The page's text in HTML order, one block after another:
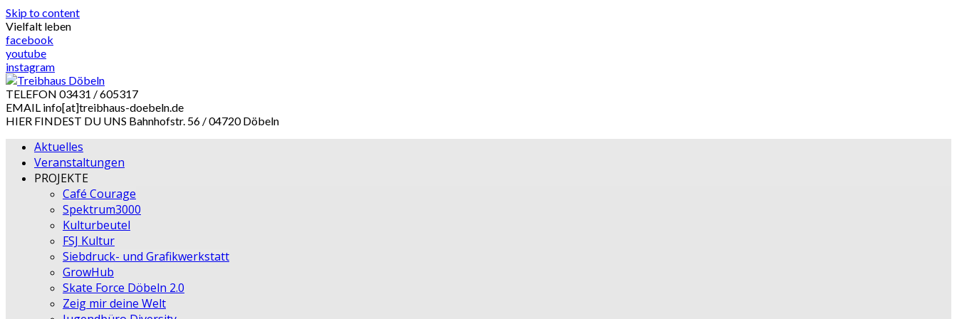
Skip to content
Vielfalt leben
facebook
youtube
instagram
TELEFON 03431 / 605317
EMAIL info[at]treibhaus-doebeln.de
HIER FINDEST DU UNS Bahnhofstr. 56 / 04720 Döbeln
Aktuelles
Veranstaltungen
PROJEKTE
Café Courage
Spektrum3000
Kulturbeutel
FSJ Kultur
Siebdruck- und Grafikwerkstatt
GrowHub
Skate Force Döbeln 2.0
Zeig mir deine Welt